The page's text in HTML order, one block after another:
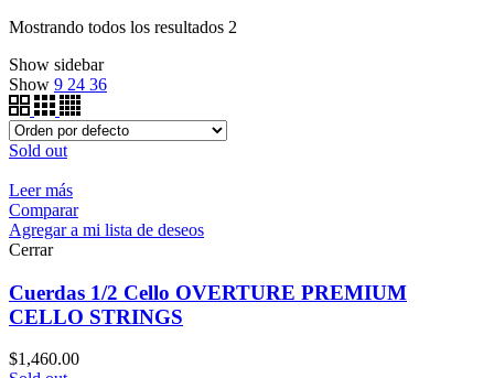
Mostrando todos los resultados 2
Show sidebar
Show 9 24 36
Sold out
Leer más
Comparar
Agregar a mi lista de deseos
Cerrar
Cuerdas 1/2 Cello OVERTURE PREMIUM
CELLO STRINGS
$1,460.00